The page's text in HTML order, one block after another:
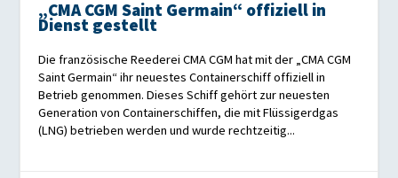
„CMA CGM Saint Germain“ offiziell in
Dienst gestellt
Die französische Reederei CMA CGM hat mit der „CMA CGM
Saint Germain“ ihr neuestes Containerschiff offiziell in
Betrieb genommen. Dieses Schiff gehört zur neuesten
Generation von Containerschiffen, die mit Flüssigerdgas
(LNG) betrieben werden und wurde rechtzeitig...